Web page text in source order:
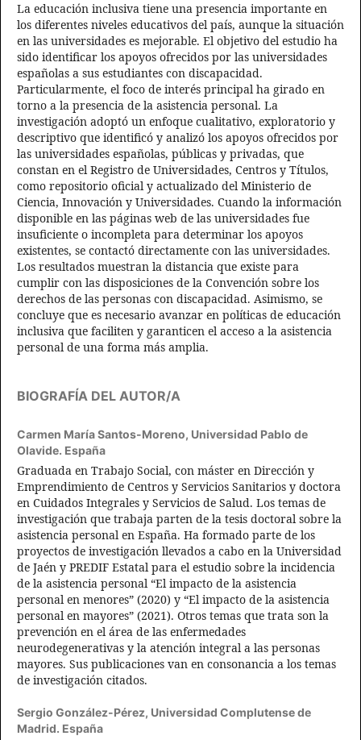
La educación inclusiva tiene una presencia importante en
los diferentes niveles educativos del país, aunque la situación
en las universidades es mejorable. El objetivo del estudio ha
sido identificar los apoyos ofrecidos por las universidades
españolas a sus estudiantes con discapacidad.
Particularmente, el foco de interés principal ha girado en
torno a la presencia de la asistencia personal. La
investigación adoptó un enfoque cualitativo, exploratorio y
descriptivo que identificó y analizó los apoyos ofrecidos por
las universidades españolas, públicas y privadas, que
constan en el Registro de Universidades, Centros y Títulos,
como repositorio oficial y actualizado del Ministerio de
Ciencia, Innovación y Universidades. Cuando la información
disponible en las páginas web de las universidades fue
insuficiente o incompleta para determinar los apoyos
existentes, se contactó directamente con las universidades.
Los resultados muestran la distancia que existe para
cumplir con las disposiciones de la Convención sobre los
derechos de las personas con discapacidad. Asimismo, se
concluye que es necesario avanzar en políticas de educación
inclusiva que faciliten y garanticen el acceso a la asistencia
personal de una forma más amplia.
BIOGRAFÍA DEL AUTOR/A
Carmen María Santos-Moreno, Universidad Pablo de
Olavide. España
Graduada en Trabajo Social, con máster en Dirección y
Emprendimiento de Centros y Servicios Sanitarios y doctora
en Cuidados Integrales y Servicios de Salud. Los temas de
investigación que trabaja parten de la tesis doctoral sobre la
asistencia personal en España. Ha formado parte de los
proyectos de investigación llevados a cabo en la Universidad
de Jaén y PREDIF Estatal para el estudio sobre la incidencia
de la asistencia personal “El impacto de la asistencia
personal en menores” (2020) y “El impacto de la asistencia
personal en mayores” (2021). Otros temas que trata son la
prevención en el área de las enfermedades
neurodegenerativas y la atención integral a las personas
mayores. Sus publicaciones van en consonancia a los temas
de investigación citados.
Sergio González-Pérez, Universidad Complutense de
Madrid. España